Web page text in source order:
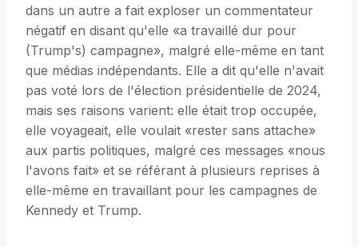
dans un autre a fait exploser un commentateur
négatif en disant qu'elle «a travaillé dur pour
(Trump's) campagne», malgré elle-même en tant
que médias indépendants. Elle a dit qu'elle n'avait
pas voté lors de l'élection présidentielle de 2024,
mais ses raisons varient: elle était trop occupée,
elle voyageait, elle voulait «rester sans attache»
aux partis politiques, malgré ces messages «nous
l'avons fait» et se référant à plusieurs reprises à
elle-même en travaillant pour les campagnes de
Kennedy et Trump.